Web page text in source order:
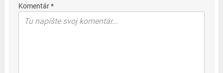
Komentár *